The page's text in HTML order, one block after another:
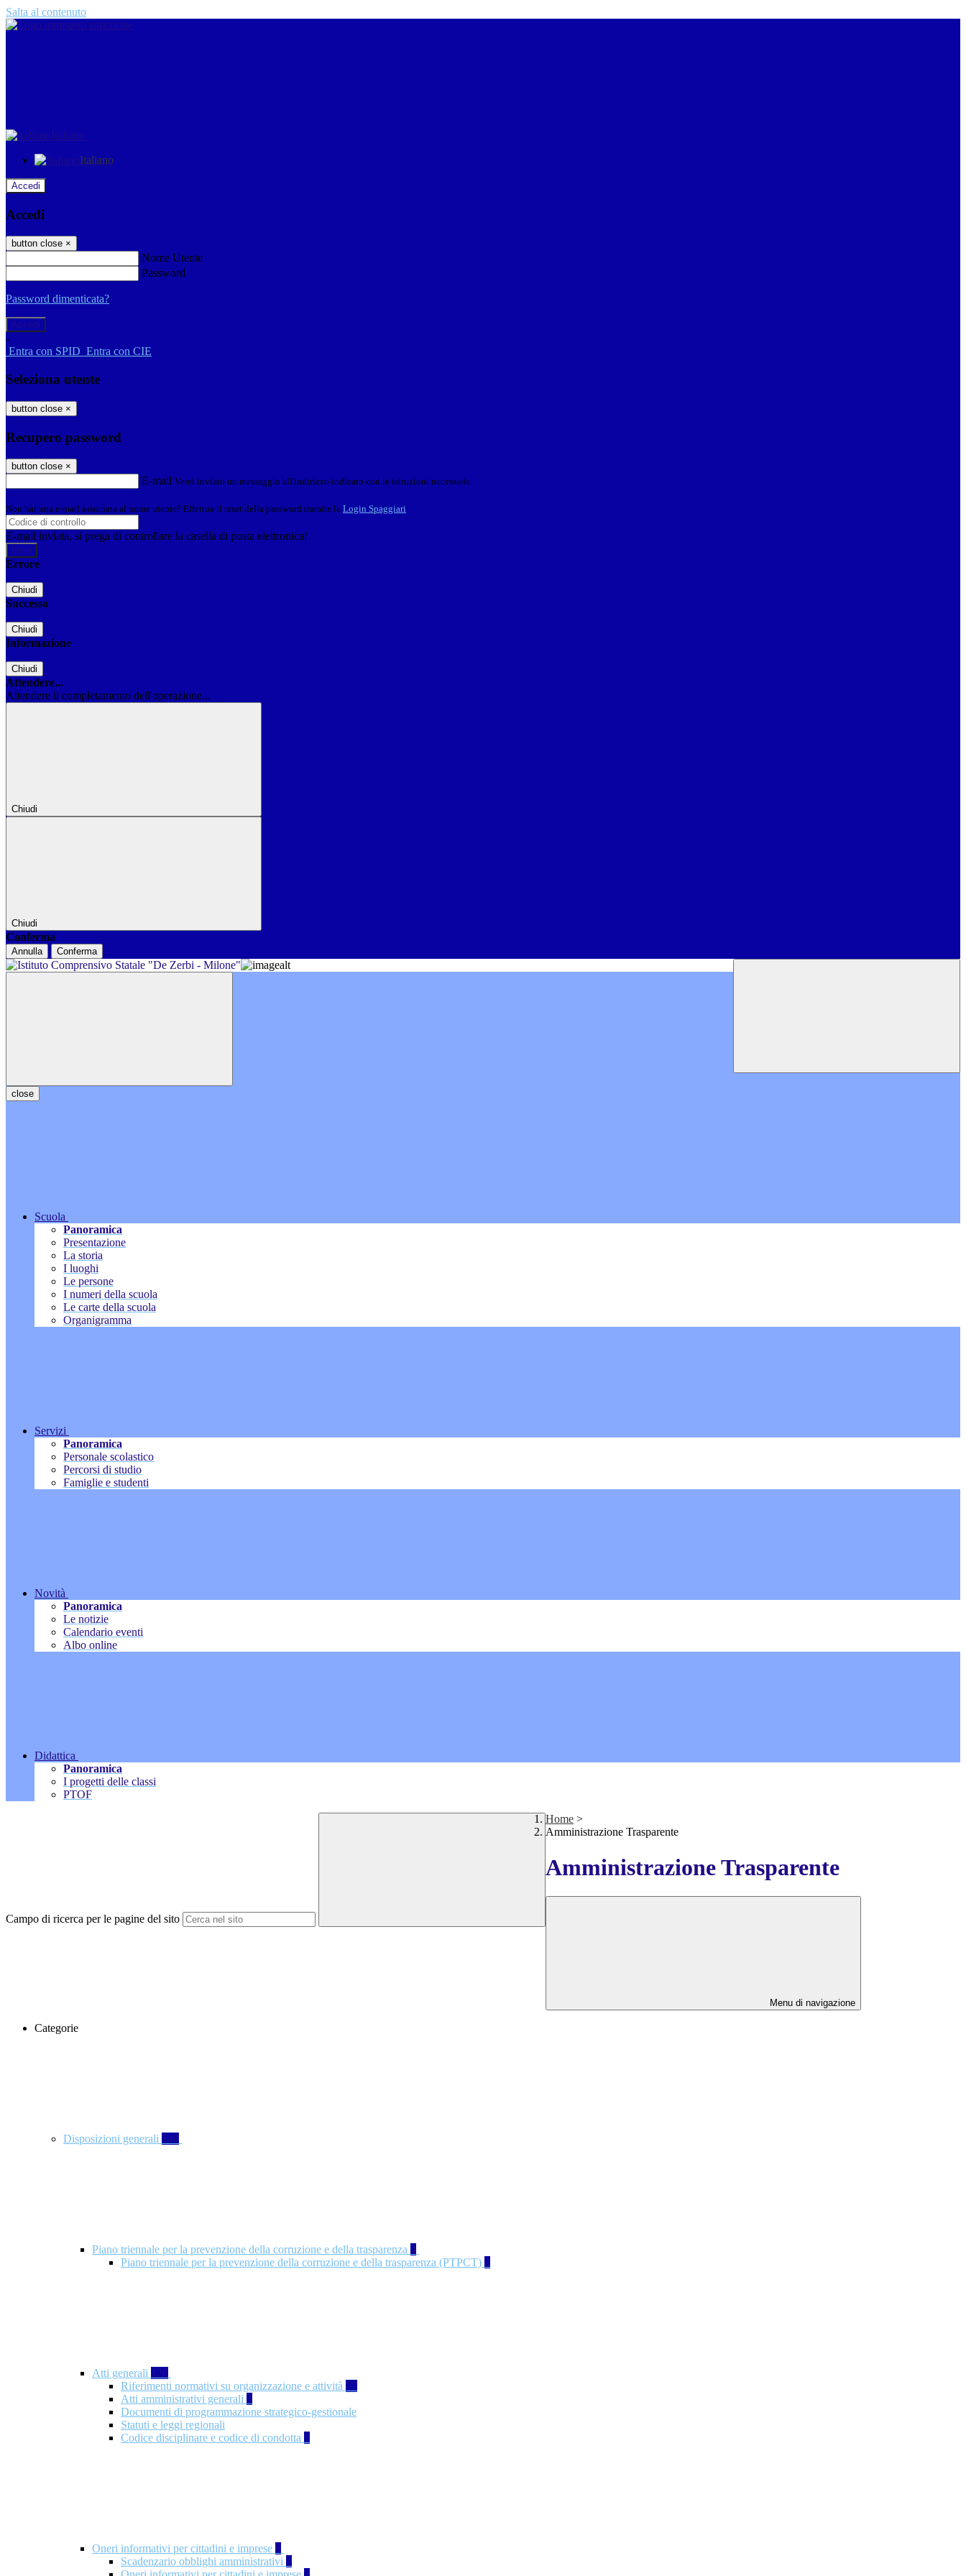
Salta al contenuto
Italiano
Italiano
Accedi
Accedi
button close ×
Nome Utente
Password
Password dimenticata?
-
Entra con SPID Entra con CIE
Seleziona utente
button close ×
Recupero password
button close ×
E-mail Verrà inviato un messaggio all'indirizzo indicato con le istruzioni necessarie.
Non hai una e-mail associata al nome utente? Effettua il reset della password tramite la Login Spaggiari
E-mail inviata, si prega di controllare la casella di posta elettronica!
Errore
Chiudi
Successo
Chiudi
Informazione
Chiudi
Attendere...
Attendere il completamento dell'operazione...
Chiudi
Chiudi
Conferma
Annulla Conferma
close
Scuola
Panoramica
Presentazione
La storia
I luoghi
Le persone
I numeri della scuola
Le carte della scuola
Organigramma
Servizi
Panoramica
Personale scolastico
Percorsi di studio
Famiglie e studenti
Novità
Panoramica
Le notizie
Calendario eventi
Albo online
Didattica
Panoramica
I progetti delle classi
PTOF
Campo di ricerca per le pagine del sito
Home >
Amministrazione Trasparente
Amministrazione Trasparente
Menu di navigazione
Categorie
Disposizioni generali 140
Piano triennale per la prevenzione della corruzione e della trasparenza 4
Piano triennale per la prevenzione della corruzione e della trasparenza (PTPCT) 2
Atti generali 126
Riferimenti normativi su organizzazione e attività 77
Atti amministrativi generali 3
Documenti di programmazione strategico-gestionale
Statuti e leggi regionali
Codice disciplinare e codice di condotta 1
Oneri informativi per cittadini e imprese 8
Scadenzario obblighi amministrativi 1